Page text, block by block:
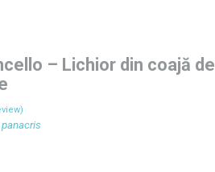
– Lichior din coajă de
panacris